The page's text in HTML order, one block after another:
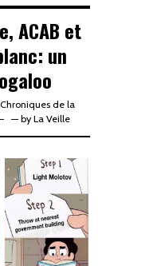
ACAB et
un
Chroniques de la
—by La Veille